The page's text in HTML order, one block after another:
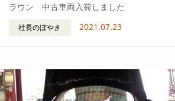
ラウン 中古車両入荷しました
社長のぼやき 2021.07.23